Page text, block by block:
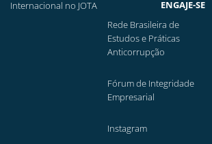
Internacional no JOTA
ENGAJE-SE
Rede Brasileira de
Estudos e Práticas
Anticorrupção
Fórum de Integridade
Empresarial
Instagram